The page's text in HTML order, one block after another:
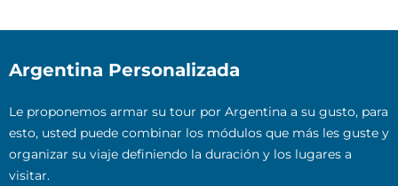
Argentina Personalizada
Le proponemos armar su tour por Argentina a su gusto, para
esto, usted puede combinar los módulos que más les guste y
organizar su viaje definiendo la duración y los lugares a
visitar.